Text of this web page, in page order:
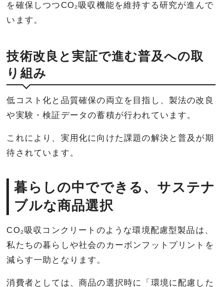
を確保しつつCO₂吸収機能を維持する研究が進んで
います。
技術改良と実証で進む普及への取
り組み
低コスト化と品質確保の両立を目指し、製法の改良
や実験・検証データの蓄積が行われています。
これにより、実用化に向けた課題の解決と普及が期
待されています。
暮らしの中でできる、サステナ
ブルな商品選択
CO₂吸収コンクリートのような環境配慮型製品は、
私たちの暮らしや社会のカーボンフットプリントを
減らす一助となります。
消費者としては、商品の選択時に「環境に配慮した